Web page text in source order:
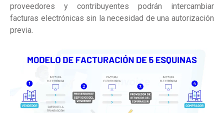
proveedores y contribuyentes podrán intercambiar
facturas electrónicas sin la necesidad de una autorización
previa.